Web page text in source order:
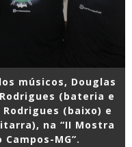
músicos, Douglas
(bateria e
(baixo) e
na “II Mostra
MG”.